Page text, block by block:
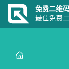
免费二维
最佳免费